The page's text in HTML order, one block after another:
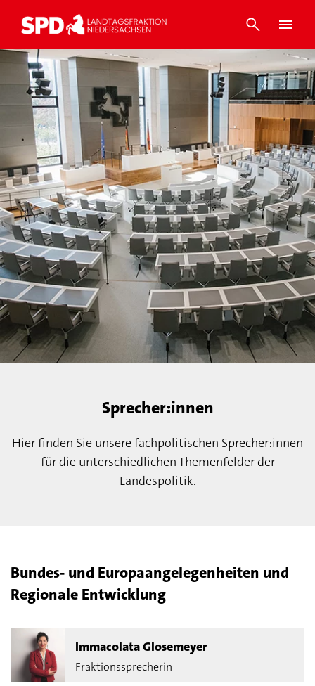
Sprecher:innen
Hier finden Sie unsere fachpolitischen Sprecher:innen
für die unterschiedlichen Themenfelder der
Landespolitik.
Bundes- und Europaangelegenheiten und
Regionale Entwicklung
Immacolata Glosemeyer
Fraktionssprecherin